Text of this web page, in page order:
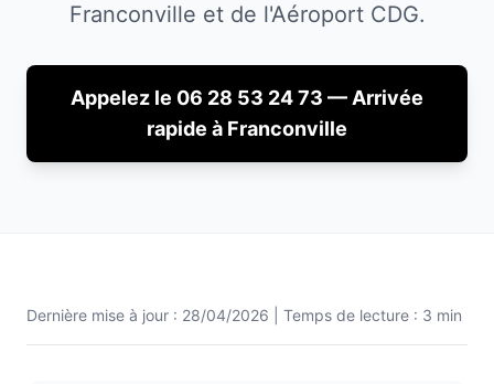
Franconville et de l'Aéroport CDG.
Appelez le 06 28 53 24 73 — Arrivée
rapide à Franconville
Dernière mise à jour : 28/04/2026 | Temps de lecture : 3 min